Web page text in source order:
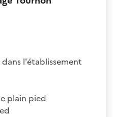
l'établissement
plain pied